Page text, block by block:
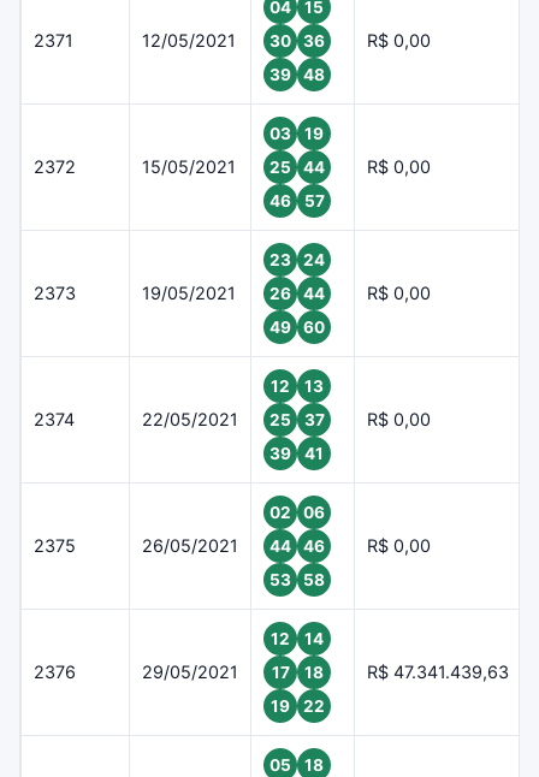
2371 12/05/2021
04
15
30
36
39
48
R$ 0,00
2372 15/05/2021
03
19
25
44
46
57
R$ 0,00
2373 19/05/2021
23
24
26
44
49
60
R$ 0,00
2374 22/05/2021
12
13
25
37
39
41
R$ 0,00
2375 26/05/2021
02
06
44
46
53
58
R$ 0,00
2376 29/05/2021
12
14
17
18
19
22
R$ 47.341.439,63
05
18